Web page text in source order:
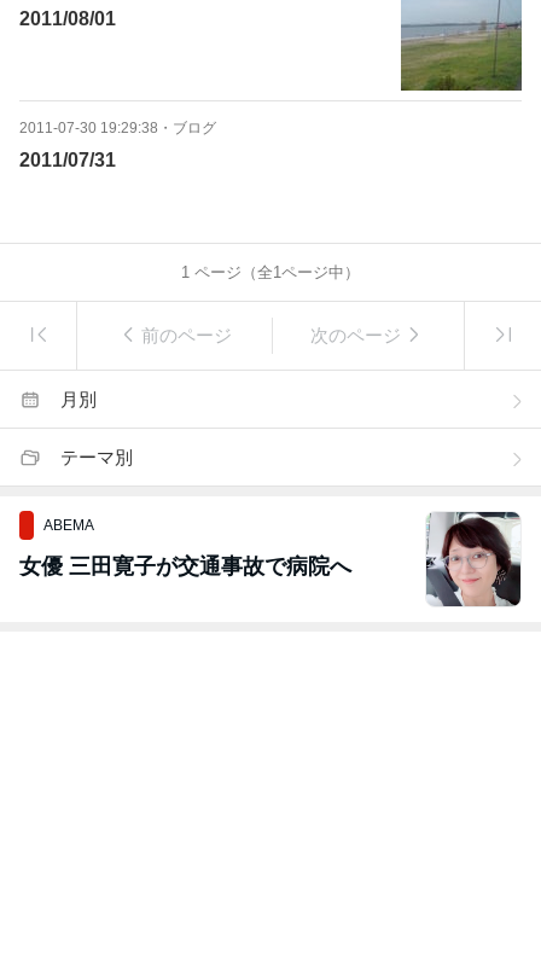
2011/08/01
2011-07-30 19:29:38 ・ ブログ
2011/07/31
1 ページ（全1ページ中）
前のページ 次のページ
月別
テーマ別
ABEMA
女優 三田寛子が交通事故で病院へ